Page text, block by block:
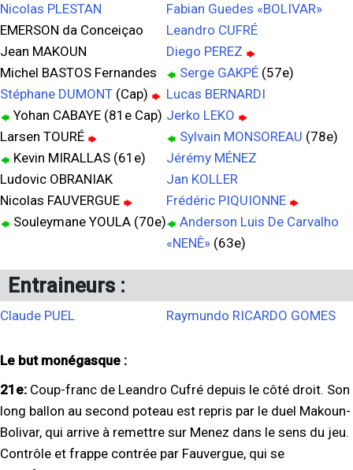
Nicolas PLESTAN
EMERSON da Conceiçao
Jean MAKOUN
Michel BASTOS Fernandes
Stéphane DUMONT (Cap)
Yohan CABAYE (81e Cap)
Larsen TOURÉ
Kevin MIRALLAS (61e)
Ludovic OBRANIAK
Nicolas FAUVERGUE
Souleymane YOULA (70e)
Fabian Guedes «BOLIVAR»
Leandro CUFRÉ
Diego PEREZ
Serge GAKPÉ (57e)
Lucas BERNARDI
Jerko LEKO
Sylvain MONSOREAU (78e)
Jérémy MÉNEZ
Jan KOLLER
Frédéric PIQUIONNE
Anderson Luis De Carvalho
«NENÊ» (63e)
Entraineurs :
Claude PUEL Raymundo RICARDO GOMES
Le but monégasque :
21e: Coup-franc de Leandro Cufré depuis le côté droit. Son
long ballon au second poteau est repris par le duel Makoun-
Bolivar, qui arrive à remettre sur Menez dans le sens du jeu.
Contrôle et frappe contrée par Fauvergue, qui se